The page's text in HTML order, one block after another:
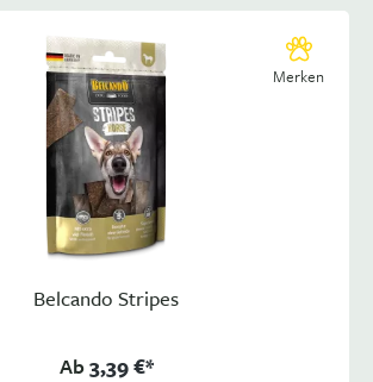
Merken
Belcando Stripes
Ab3,39 €*